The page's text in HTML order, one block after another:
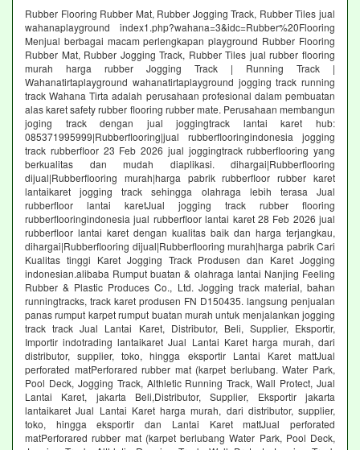
Rubber Flooring Rubber Mat, Rubber Jogging Track, Rubber Tiles jual
wahanaplayground index1.php?wahana=3&idc=Rubber%20Flooring
Menjual berbagai macam perlengkapan playground Rubber Flooring
Rubber Mat, Rubber Jogging Track, Rubber Tiles jual rubber flooring
murah harga rubber Jogging Track | Running Track |
Wahanatirtaplayground wahanatirtaplayground jogging track running
track Wahana Tirta adalah perusahaan profesional dalam pembuatan
alas karet safety rubber flooring rubber mate. Perusahaan membangun
joging track dengan jual joggingtrack lantai karet hub:
085371995999|Rubberflooring|jual rubberflooringindonesia jogging
track rubberfloor 23 Feb 2026 jual joggingtrack rubberflooring yang
berkualitas dan mudah diaplikasi. dihargai|Rubberflooring
dijual|Rubberflooring murah|harga pabrik rubberfloor rubber karet
lantaikaret jogging track sehingga olahraga lebih terasa Jual
rubberfloor lantai karetJual jogging track rubber flooring
rubberflooringindonesia jual rubberfloor lantai karet 28 Feb 2026 jual
rubberfloor lantai karet dengan kualitas baik dan harga terjangkau,
dihargai|Rubberflooring dijual|Rubberflooring murah|harga pabrik Cari
Kualitas tinggi Karet Jogging Track Produsen dan Karet Jogging
indonesian.alibaba Rumput buatan & olahraga lantai Nanjing Feeling
Rubber & Plastic Produces Co., Ltd. Jogging track material, bahan
runningtracks, track karet produsen FN D150435. langsung penjualan
panas rumput karpet rumput buatan murah untuk menjalankan jogging
track track Jual Lantai Karet, Distributor, Beli, Supplier, Eksportir,
Importir indotrading lantaikaret Jual Lantai Karet harga murah, dari
distributor, supplier, toko, hingga eksportir Lantai Karet mattJual
perforated matPerforared rubber mat (karpet berlubang. Water Park,
Pool Deck, Jogging Track, Althletic Running Track, Wall Protect, Jual
Lantai Karet, jakarta Beli,Distributor, Supplier, Eksportir jakarta
lantaikaret Jual Lantai Karet harga murah, dari distributor, supplier,
toko, hingga eksportir dan Lantai Karet mattJual perforated
matPerforared rubber mat (karpet berlubang Water Park, Pool Deck,